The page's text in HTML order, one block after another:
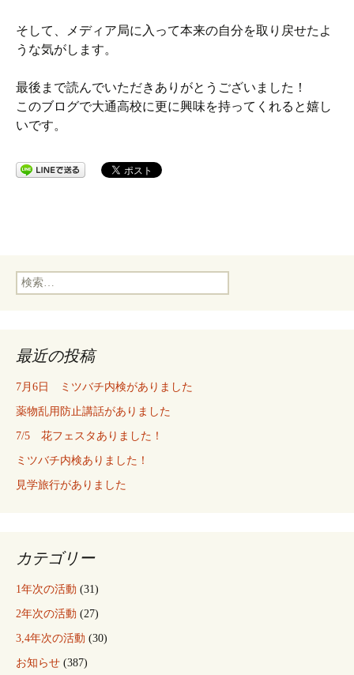
そして、メディア局に入って本来の自分を取り戻せたよ
うな気がします。
最後まで読んでいただきありがとうございました！
このブログで大通高校に更に興味を持ってくれると嬉し
いです。
検
索:
最近の投稿
7月6日 ミツバチ内検がありました
薬物乱用防止講話がありました
7/5 花フェスタありました！
ミツバチ内検ありました！
見学旅行がありました
カテゴリー
1年次の活動 (31)
2年次の活動 (27)
3,4年次の活動 (30)
お知らせ (387)